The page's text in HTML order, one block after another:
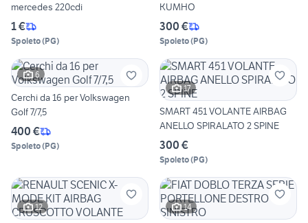
mercedes 220cdi
1 €
Spoleto(PG)
KUMHO
300 €
Spoleto(PG)
6
Cerchi da 16 per Volkswagen
Golf 7/7,5
400 €
Spoleto(PG)
17
SMART 451 VOLANTE AIRBAG
ANELLO SPIRALATO 2 SPINE
300 €
Spoleto(PG)
12 14